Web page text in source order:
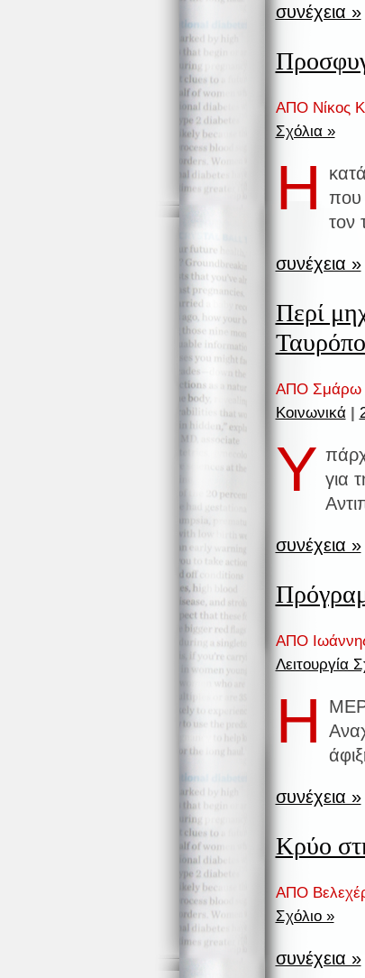
συνέχεια »
ΑΠΟ Νίκος
Σχόλια »
Η
που
τον
συνέχεια »
Περί
ΑΠΟ Σμάρω
Κοινωνικά |
Υ για
συνέχεια »
ΑΠΟ
Λειτουργία
Η
συνέχεια »
Κρύο
ΑΠΟ
Σχόλιο »
συνέχεια »